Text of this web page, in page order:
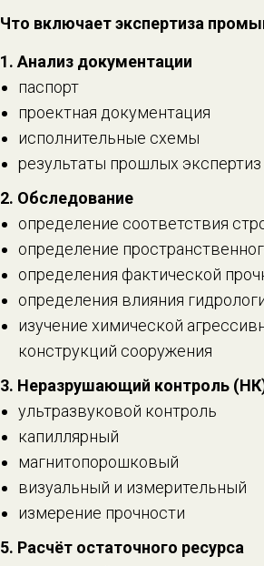
Что включает экспертиза
1. Анализ документации
паспорт
проектная документация
исполнительные схемы
результаты прошлых
2. Обследование
определение соответствия
определение
определения фактической
определения влияния
изучение химической
конструкций сооружения
3. Неразрушающий контроль
ультразвуковой контроль
капиллярный
магнитопорошковый
визуальный и измерительный
измерение прочности
5. Расчёт остаточного ресурса